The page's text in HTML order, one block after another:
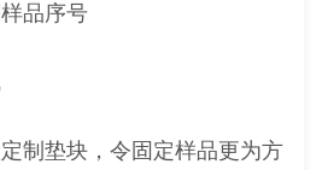
品序号
制垫块，令固定样品更为方